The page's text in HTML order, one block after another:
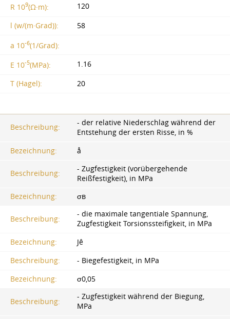
R 109(Ω·m): 120
l (w/(m·Grad)): 58
a 10-6(1/Grad):
E 10-5(MPa): 1.16
T (Hagel): 20
Beschreibung:
- der relative Niederschlag während der
Entstehung der ersten Risse, in %
Bezeichnung:
å
Beschreibung:
- Zugfestigkeit (vorübergehende
Reißfestigkeit), in MPa
Bezeichnung:
σв
Beschreibung:
- die maximale tangentiale Spannung,
Zugfestigkeit Torsionssteifigkeit, in MPa
Bezeichnung:
Jê
Beschreibung:
- Biegefestigkeit, in MPa
Bezeichnung:
σ0,05
Beschreibung:
- Zugfestigkeit während der Biegung,
MPa